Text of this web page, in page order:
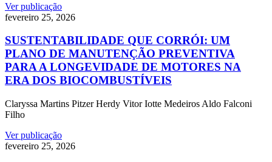
Ver publicação
fevereiro 25, 2026
SUSTENTABILIDADE QUE CORRÓI: UM
PLANO DE MANUTENÇÃO PREVENTIVA
PARA A LONGEVIDADE DE MOTORES NA
ERA DOS BIOCOMBUSTÍVEIS
Claryssa Martins Pitzer Herdy Vitor Iotte Medeiros Aldo Falconi
Filho
Ver publicação
fevereiro 25, 2026